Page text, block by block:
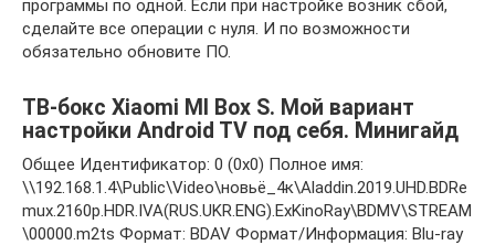
программы по одной. Если при настройке возник сбой,
сделайте все операции с нуля. И по возможности
обязательно обновите ПО.
ТВ-бокс Xiaomi MI Box S. Мой вариант
настройки Android TV под себя. Минигайд
Общее Идентификатор: 0 (0x0) Полное имя:
\\192.168.1.4\Public\Video\новьё_4к\Aladdin.2019.UHD.BDRe
mux.2160p.HDR.IVA(RUS.UKR.ENG).ExKinoRay\BDMV\STREAM
\00000.m2ts Формат: BDAV Формат/Информация: Blu-ray